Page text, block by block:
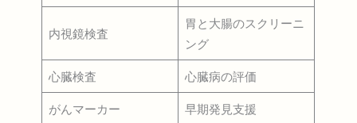
内視鏡検査
胃と大腸のスクリーニ
ング
心臓検査 心臓病の評価
がんマーカー 早期発見支援